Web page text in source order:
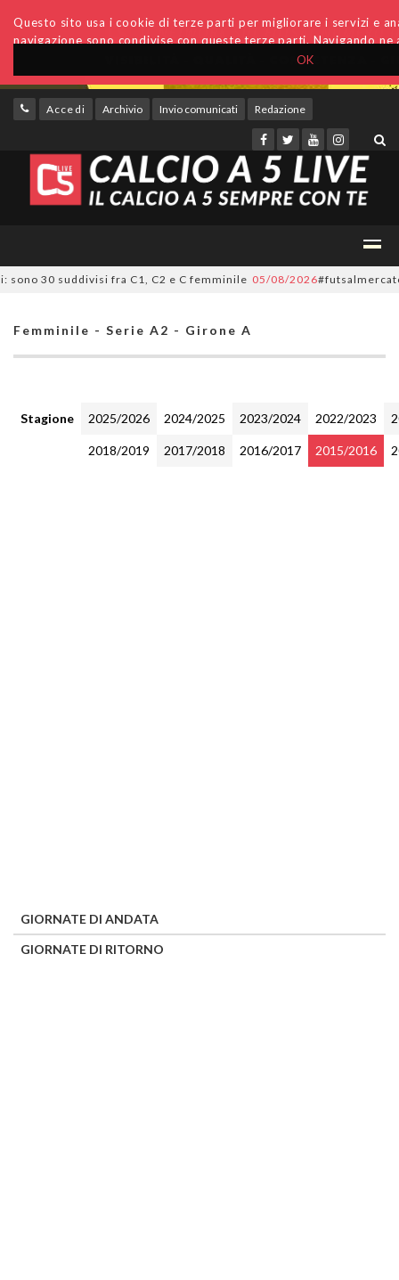
OK
Questo sito usa i cookie di terze parti per migliorare i servizi e
navigazione sono condivise con queste terze parti. Navigando
Accedi Archivio Invio comunicati Redazione
30 suddivisi fra C1, C2 e C femminile 05/08/2026 #futsalmercato,
Femminile - Serie A2 - Girone A
Stagione 2025/2026 2024/2025 2023/2024 2022/2023
2018/2019 2017/2018 2016/2017 2015/2016
GIORNATE DI ANDATA
GIORNATE DI RITORNO